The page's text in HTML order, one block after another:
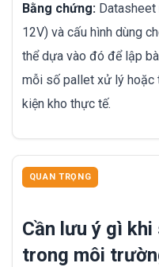
Bằng chứng:
12V) và cấu hình dùng
thể dựa vào đó để lập
mỗi số pallet xử lý hoặc
kiện kho thực tế.
QUAN TRỌNG
Cần lưu ý gì
trong môi